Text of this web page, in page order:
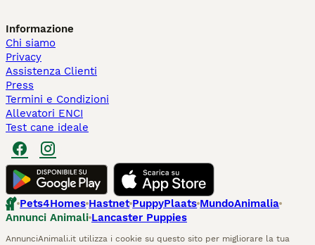
Informazione
Chi siamo
Privacy
Assistenza Clienti
Press
Termini e Condizioni
Allevatori ENCI
Test cane ideale
Pets4Homes Hastnet PuppyPlaats MundoAnimalia
Annunci Animali Lancaster Puppies
AnnunciAnimali.it utilizza i cookie su questo sito per migliorare la tua